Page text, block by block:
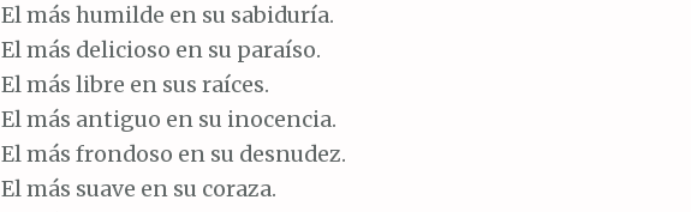
El más humilde en su sabiduría.
El más delicioso en su paraíso.
El más libre en sus raíces.
El más antiguo en su inocencia.
El más frondoso en su desnudez.
El más suave en su coraza.